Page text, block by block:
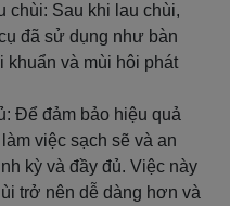
chùi: Sau khi lau chùi,
đã sử dụng như bàn
khuẩn và mùi hôi phát
Để đảm bảo hiệu quả
việc sạch sẽ và an
kỳ và đầy đủ. Việc này
trở nên dễ dàng hơn và